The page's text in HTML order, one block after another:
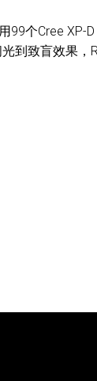
99个Cree XP-
到致盲效果